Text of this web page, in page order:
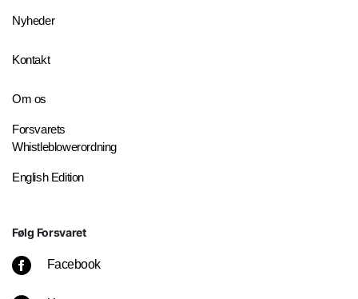
Nyheder
Kontakt
Om os
Forsvarets
Whistleblowerordning
English Edition
Følg Forsvaret
Facebook